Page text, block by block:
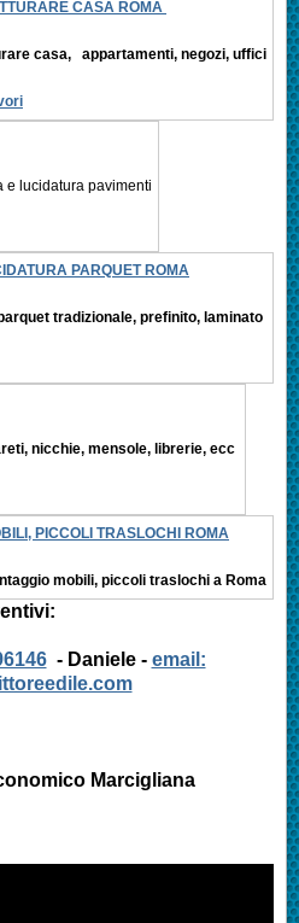
CASA ROMA
casa, appartamenti, negozi, uffici
e lucidatura pavimenti
PARQUET ROMA
tradizionale, prefinito, laminato
nicchie, mensole, librerie, ecc
PICCOLI TRASLOCHI ROMA
mobili, piccoli traslochi a Roma
e preventivi:
- Daniele - email:
Marcigliana